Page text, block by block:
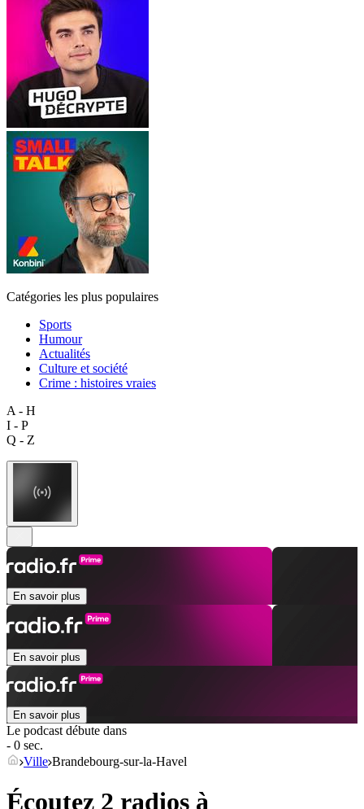
Catégories les plus populaires
Sports
Humour
Actualités
Culture et société
Crime : histoires vraies
A - H
I - P
Q - Z
En savoir plus
En savoir plus
En savoir plus
Le podcast débute dans
- 0 sec.
Ville Brandebourg-sur-la-Havel
Écoutez 2 radios à